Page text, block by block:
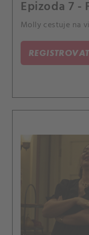
Epizoda 7 -
Molly cestuje na
REGISTROVAT